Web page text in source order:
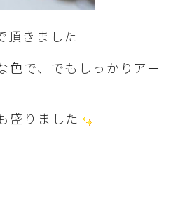
頂きました
色で、でもしっかりアー
盛りました